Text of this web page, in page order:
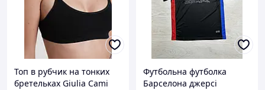
Топ в рубчик на тонких
бретельках Giulia Cami
Футбольна футболка
Барселона джерсі